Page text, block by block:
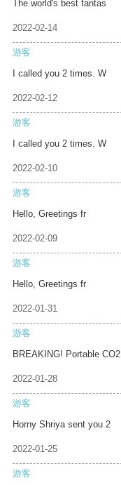
The world's best fantas
2022-02-14
游客
I called you 2 times. W
2022-02-12
游客
I called you 2 times. W
2022-02-10
游客
Hello, Greetings fr
2022-02-09
游客
Hello, Greetings fr
2022-01-31
游客
BREAKING! Portable CO2
2022-01-28
游客
Horny Shriya sent you 2
2022-01-25
游客